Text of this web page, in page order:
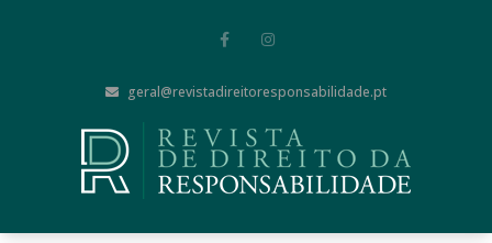
geral@revistadireitoresponsabilidade.pt